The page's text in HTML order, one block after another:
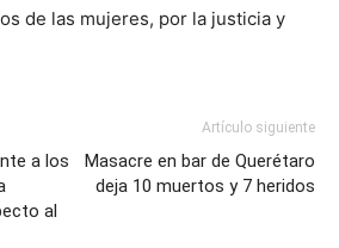
de las mujeres, por la justicia y
a los
al
Artículo siguiente
Masacre en bar de Querétaro
deja 10 muertos y 7 heridos